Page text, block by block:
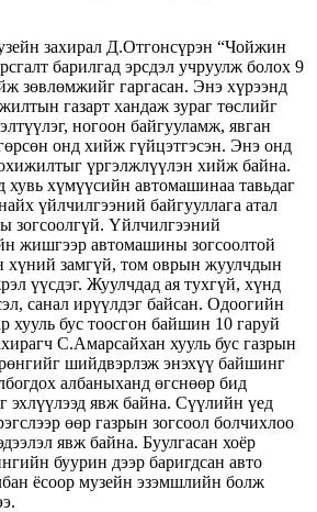
захирал Д.Отгонсүрэн “Чойжин
барилгад эрсдэл учруулж болох 9
зөвлөмжийг гаргасан. Энэ хүрээнд
газарт хандаж зураг төслийг
ногоон байгууламж, явган
онд хийж гүйцэтгэсэн. Энэ онд
үргэлжлүүлэн хийж байна.
хувь хүмүүсийн автомашинаа тавьдаг
үйлчилгээний байгууллага атал
зогсоолгүй. Үйлчилгээний
жишгээр автомашины зогсоолтой
хүний замгүй, том оврын жуулчдын
үүсдэг. Жуулчдад ая тухгүй, хүнд
санал ирүүлдэг байсан. Одоогийн
хууль бус тоосгон байшин 10 гаруй
С.Амарсайхан хууль бус газрын
шийдвэрлэж энэхүү байшинг
албаныханд өгснөөр бид
явж байна. Сүүлийн үед
өөр газрын зогсоол болчихлоо
явж байна. Буулгасан хоёр
буурин дээр баригдсан авто
ёсоор музейн эзэмшлийн болж